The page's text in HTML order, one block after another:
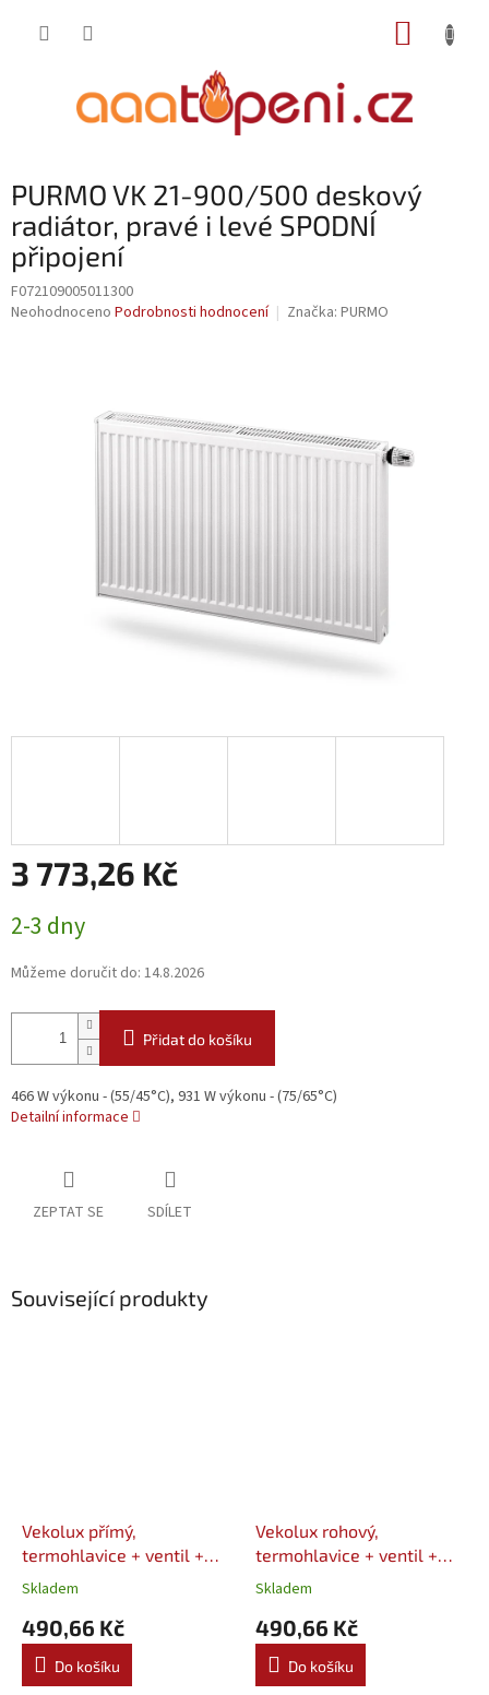
PURMO VK 21-900/500 deskový
radiátor, pravé i levé SPODNÍ
připojení
F072109005011300
Průměrné
Neohodnoceno Podrobnosti hodnocení Značka: PURMO
3 773,26 Kč
cena:
2-3 dny
Můžeme doručit do: 14.8.2026
Přidat do košíku
466 W výkonu - (55/45°C), 931 W výkonu - (75/65°C)
Detailní informace
ZEPTAT SE SDÍLET
Související produkty
Vekolux přímý,
termohlavice + ventil +
šroubení + 2x EK 3/4"
Skladem
490,66 Kč
Do košíku
Vekolux rohový,
termohlavice + ventil +
šroubení + 2x EK 3/4"
Skladem
490,66 Kč
Do košíku